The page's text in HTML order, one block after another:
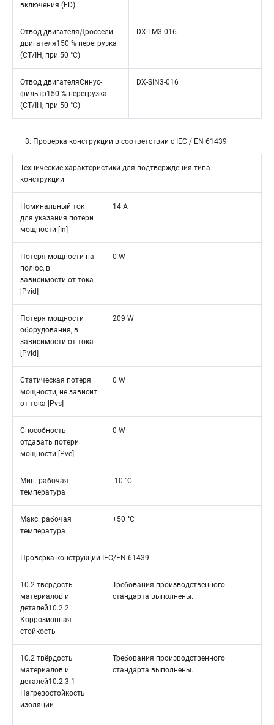
включения (ED)
Отвод двигателяДроссели
двигателя150 % перегрузка
(CT/IH, при 50 °C)
DX-LM3-016
Отвод двигателяСинус-
фильтр150 % перегрузка
(CT/IH, при 50 °C)
DX-SIN3-016
3. Проверка конструкции в соответствии с IEC / EN 61439
Технические характеристики для подтверждения типа
конструкции
Номинальный ток
для указания потери
мощности [In]
14 A
Потеря мощности на
полюс, в
зависимости от тока
[Pvid]
0 W
Потеря мощности
оборудования, в
зависимости от тока
[Pvid]
209 W
Статическая потеря
мощности, не зависит
от тока [Pvs]
0 W
Способность
отдавать потери
мощности [Pve]
0 W
Мин. рабочая
температура
-10 °C
Макс. рабочая
температура
+50 °C
Проверка конструкции IEC/EN 61439
10.2 твёрдость
материалов и
деталей10.2.2
Коррозионная
стойкость
Требования производственного
стандарта выполнены.
10.2 твёрдость
материалов и
деталей10.2.3.1
Нагревостойкость
изоляции
Требования производственного
стандарта выполнены.